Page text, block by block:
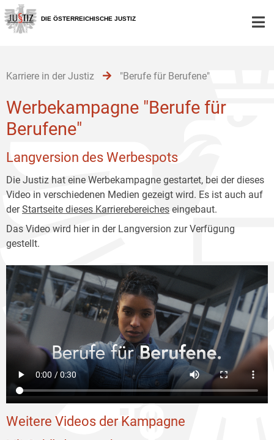
Zur
Hauptnavigation
[1]
Zum
Inhalt
[2]
Zum
Untermenü
[3]
DIE ÖSTERREICHISCHE JUSTIZ
Karriere in der Justiz "Berufe für Berufene"
Werbekampagne "Berufe für
Berufene"
Langversion des Werbespots
Die Justiz hat eine Werbekampagne gestartet, bei der dieses
Video in verschiedenen Medien gezeigt wird. Es ist auch auf
derStartseite dieses Karrierebereiches eingebaut.
Das Video wird hier in der Langversion zur Verfügung
gestellt.
Weitere Videos der Kampagne